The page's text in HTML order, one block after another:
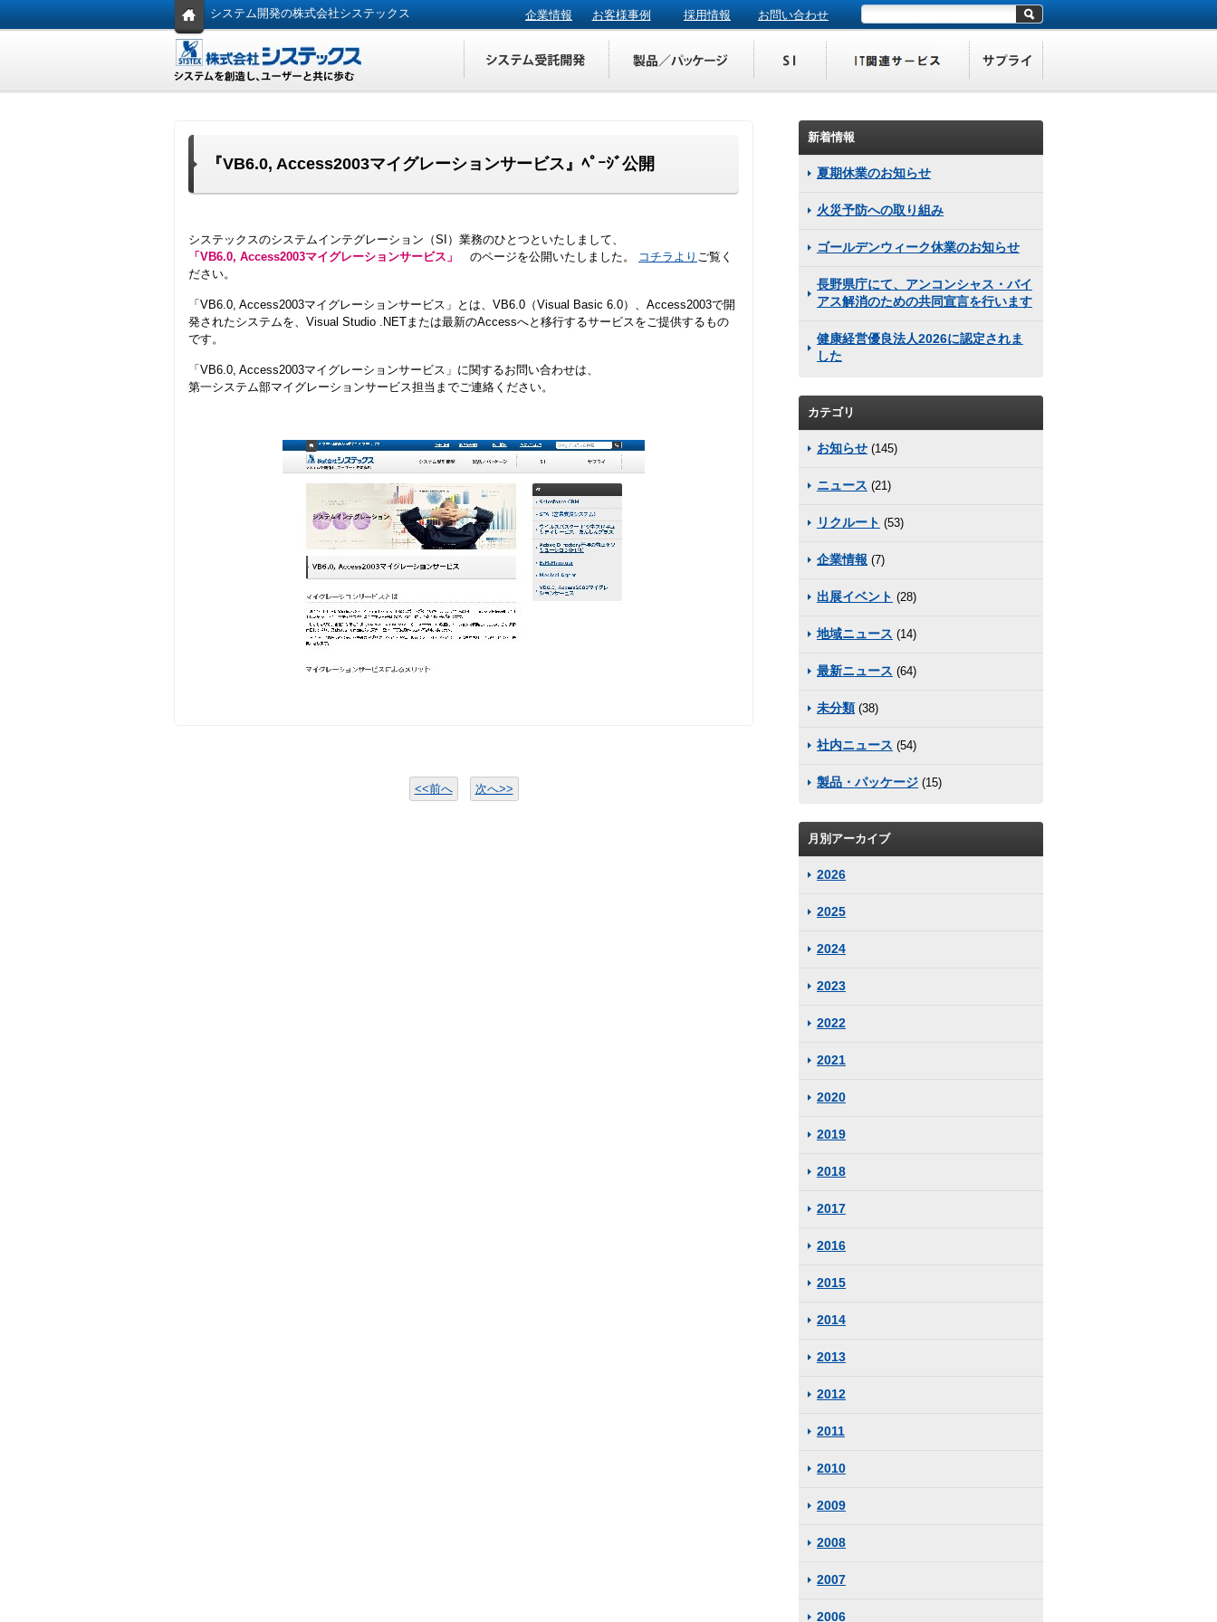
システム開発の株式会社システックス 企業情報 お客様事例 採用情報 お問い合わせ
『VB6.0, Access2003マイグレーションサービス』ﾍﾟｰｼﾞ公開
システックスのシステムインテグレーション（SI）業務のひとつといたしまして、
「VB6.0, Access2003マイグレーションサービス」
のページを公開いたしました。 コチラより ご覧く
ださい。
「VB6.0, Access2003マイグレーションサービス」とは、VB6.0（Visual Basic 6.0）、Access2003で開
発されたシステムを、Visual Studio .NETまたは最新のAccessへと移行するサービスをご提供するもの
です。
「VB6.0, Access2003マイグレーションサービス」に関するお問い合わせは、
第一システム部マイグレーションサービス担当までご連絡ください。
<<前へ 次へ>>
新着情報
夏期休業のお知らせ
火災予防への取り組み
ゴールデンウィーク休業のお知らせ
長野県庁にて、アンコンシャス・バイ
アス解消のための共同宣言を行います
健康経営優良法人2026に認定されま
した
カテゴリ
お知らせ (145)
ニュース (21)
リクルート (53)
企業情報 (7)
出展イベント (28)
地域ニュース (14)
最新ニュース (64)
未分類 (38)
社内ニュース (54)
製品・パッケージ (15)
月別アーカイブ
2026
2025
2024
2023
2022
2021
2020
2019
2018
2017
2016
2015
2014
2013
2012
2011
2010
2009
2008
2007
2006